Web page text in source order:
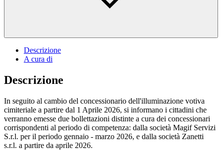
Descrizione
A cura di
Descrizione
In seguito al cambio del concessionario dell'illuminazione votiva
cimiteriale a partire dal 1 Aprile 2026, si informano i cittadini che
verranno emesse due bollettazioni distinte a cura dei concessionari
corrispondenti al periodo di competenza: dalla società Magif Servizi
S.r.l. per il periodo gennaio - marzo 2026, e dalla società Zanetti
s.r.l. a partire da aprile 2026.